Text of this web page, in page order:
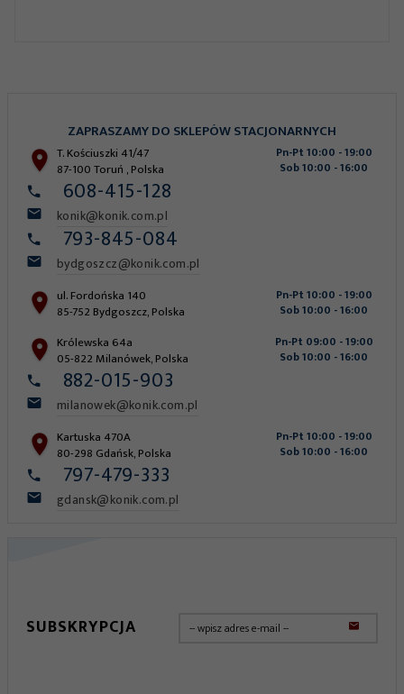
608-415-128
konik@konik.com.pl
ZAPRASZAMY DO SKLEPÓW STACJONARNYCH
T. Kościuszki 41/47
87-100Toruń ,Polska
Pn-Pt 10:00 - 19:00
Sob 10:00 - 16:00
882-015-903
milanowek@konik.com.pl
Królewska 64a
05-822 Milanówek,Polska
Pn-Pt 09:00 - 19:00
Sob 10:00 - 16:00
797-479-333
gdansk@konik.com.pl
Kartuska 470A
80-298 Gdańsk,Polska
Pn-Pt 10:00 - 19:00
Sob 10:00 - 16:00
793-845-084
bydgoszcz@konik.com.pl
ul. Fordońska 140
85-752 Bydgoszcz,Polska
Pn-Pt 10:00 - 19:00
Sob 10:00 - 16:00
SUBSKRYPCJA